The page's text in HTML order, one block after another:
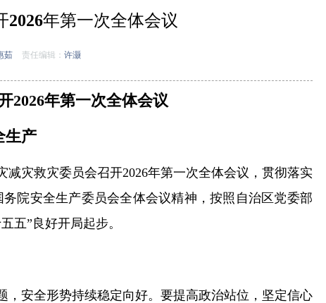
年第一次全体会议
茹 责任编辑： 许灏
2026年第一次全体会议
生产
灾救灾委员会召开2026年第一次全体会议，贯彻落实
院安全生产委员会全体会议精神，按照自治区党委部
五”良好开局起步。
安全形势持续稳定向好。要提高政治站位，坚定信心